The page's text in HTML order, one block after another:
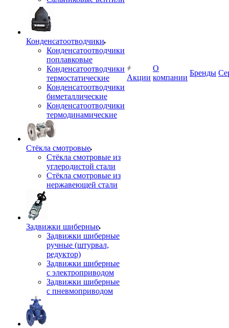
Конденсатоотводчики
Конденсатоотводчики
поплавковые
Конденсатоотводчики
термостатические
Конденсатоотводчики
биметаллические
Конденсатоотводчики
термодинамические
Стёкла смотровые
Стёкла смотровые из
углеродистой стали
Стёкла смотровые из
нержавеющей стали
Задвижки шиберные
Задвижки шиберные
ручные (штурвал,
редуктор)
Задвижки шиберные
с электроприводом
Задвижки шиберные
с пневмоприводом
Акции
О
компании
Бренды